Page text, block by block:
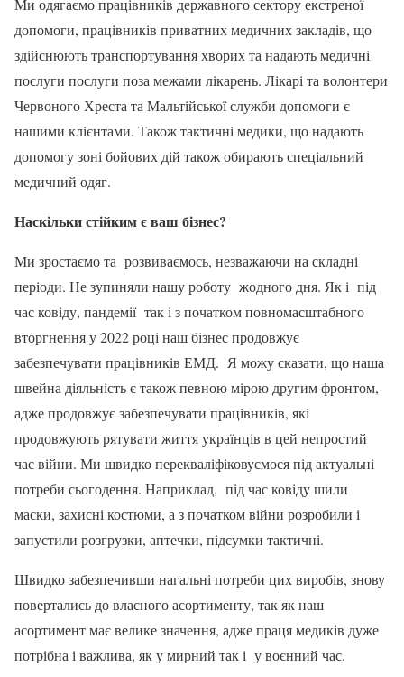
Ми одягаємо працівників державного сектору екстреної
допомоги, працівників приватних медичних закладів, що
здійснюють транспортування хворих та надають медичні
послуги послуги поза межами лікарень. Лікарі та волонтери
Червоного Хреста та Мальтійської служби допомоги є
нашими клієнтами. Також тактичні медики, що надають
допомогу зоні бойових дій також обирають спеціальний
медичний одяг.
Наскільки стійким є ваш бізнес?
Ми зростаємо та розвиваємось, незважаючи на складні
періоди. Не зупиняли нашу роботу жодного дня. Як і під
час ковіду, пандемії так і з початком повномасштабного
вторгнення у 2022 році наш бізнес продовжує
забезпечувати працівників ЕМД. Я можу сказати, що наша
швейна діяльність є також певною мірою другим фронтом,
адже продовжує забезпечувати працівників, які
продовжують рятувати життя українців в цей непростий
час війни. Ми швидко перекваліфіковуємося під актуальні
потреби сьогодення. Наприклад, під час ковіду шили
маски, захисні костюми, а з початком війни розробили і
запустили розгрузки, аптечки, підсумки тактичні.
Швидко забезпечивши нагальні потреби цих виробів, знову
повертались до власного асортименту, так як наш
асортимент має велике значення, адже праця медиків дуже
потрібна і важлива, як у мирний так і у воєнний час.